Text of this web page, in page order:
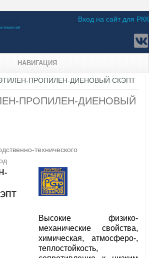
Вход на сайт для РКК
НАВИГАЦИЯ
ПРОПИЛЕН-ДИЕНОВЫЙ СКЭПТ
ПРОПИЛЕН-ДИЕНОВЫЙ
технического
Высокие физико-
механические свойства,
химическая, атмосферо-,
теплостойкость,